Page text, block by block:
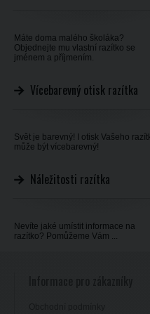
Máte doma malého školáka?
Objednejte mu vlastní razítko se
jménem a příjmením.
Vícebarevný otisk razítka
Svět je barevný! I otisk Vašeho
může být vícebarevný!
Náležitosti razítka
Nevíte jaké umístit informace na
razítko? Pomůžeme Vám ...